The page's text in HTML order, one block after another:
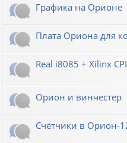
Графика на Орионе
Плата Ориона для
Real i8085 + Xilinx
Орион и винчестер
Счётчики в Орион-